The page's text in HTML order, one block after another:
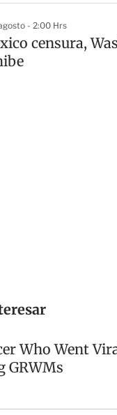
- 2:00 Hrs
censura,